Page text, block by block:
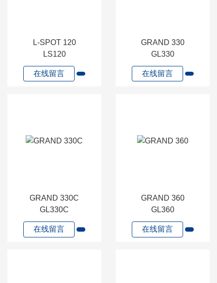
L-SPOT 120
LS120
在线留言
GRAND 330
GL330
在线留言
GRAND 330C
GL330C
在线留言
GRAND 360
GL360
在线留言